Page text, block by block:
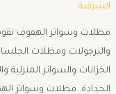
الشرقية
مظلات وسواتر الهفوف نقوم
والبرجولات ومظلات
الخزانات والسواتر
الحدادة. مظلات وسواتر